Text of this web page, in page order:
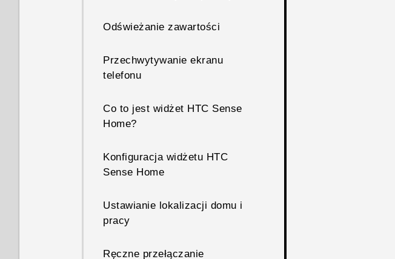
Odświeżanie zawartości
Przechwytywanie ekranu
telefonu
Co to jest widżet HTC Sense
Home?
Konfiguracja widżetu HTC
Sense Home
Ustawianie lokalizacji domu i
pracy
Ręczne przełączanie